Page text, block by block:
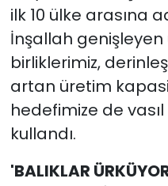
ilk 10 ülke arasına
İnşallah genişleyen
birliklerimiz,
artan üretim
hedefimize de
kullandı.
'BALIKLAR